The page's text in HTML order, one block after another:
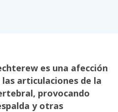
es una afección
articulaciones de la
provocando
y otras